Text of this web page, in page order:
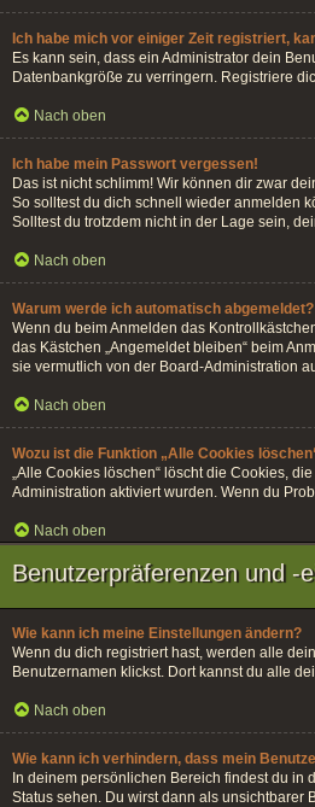
Ich habe mich vor einiger Zeit registriert,
Es kann sein, dass ein Administrator dein
Datenbankgröße zu verringern. Registriere
Nach oben
Ich habe mein Passwort vergessen!
Das ist nicht schlimm! Wir können dir zwar
So solltest du dich schnell wieder anmelden
Solltest du trotzdem nicht in der Lage sein,
Nach oben
Warum werde ich automatisch abgemeldet?
Wenn du beim Anmelden das
das Kästchen „Angemeldet bleiben“ beim
sie vermutlich von der Board-Administration
Nach oben
Wozu ist die Funktion „Alle Cookies
„Alle Cookies löschen“ löscht die Cookies,
Administration aktiviert wurden. Wenn du
Nach oben
Benutzerpräferenzen und -
Wie kann ich meine Einstellungen ändern?
Wenn du dich registriert hast, werden alle
Benutzernamen klickst. Dort kannst du alle
Nach oben
Wie kann ich verhindern, dass mein
In deinem persönlichen Bereich findest du in
Status sehen. Du wirst dann als unsichtbarer